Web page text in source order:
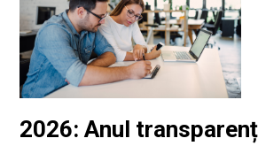
2026: Anul